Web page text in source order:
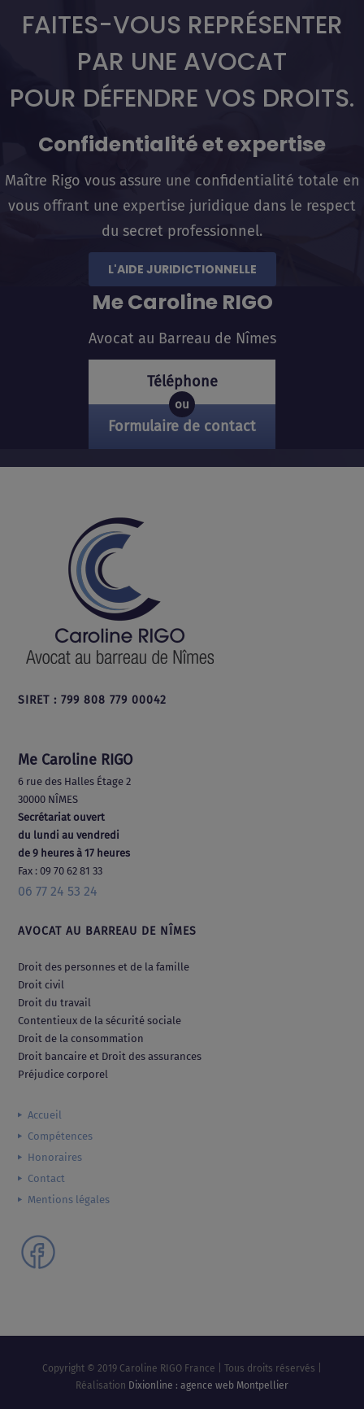
FAITES-VOUS REPRÉSENTER
PAR UNE AVOCAT
POUR DÉFENDRE VOS DROITS.
Confidentialité et expertise
Maître Rigo vous assure une confidentialité totale en
vous offrant une expertise juridique dans le respect
du secret professionnel.
L'AIDE JURIDICTIONNELLE
Me Caroline RIGO
Avocat au Barreau de Nîmes
Téléphone
ou
Formulaire de contact
SIRET : 799 808 779 00042
Me Caroline RIGO
6 rue des Halles Étage 2
30000 NÎMES
Secrétariat ouvert
du lundi au vendredi
de 9 heures à 17 heures
Fax : 09 70 62 81 33
06 77 24 53 24
AVOCAT AU BARREAU DE NÎMES
Droit des personnes et de la famille
Droit civil
Droit du travail
Contentieux de la sécurité sociale
Droit de la consommation
Droit bancaire et Droit des assurances
Préjudice corporel
Accueil
Compétences
Honoraires
Contact
Mentions légales
Copyright © 2019 Caroline RIGO France | Tous droits réservés |
Réalisation Dixionline : agence web Montpellier